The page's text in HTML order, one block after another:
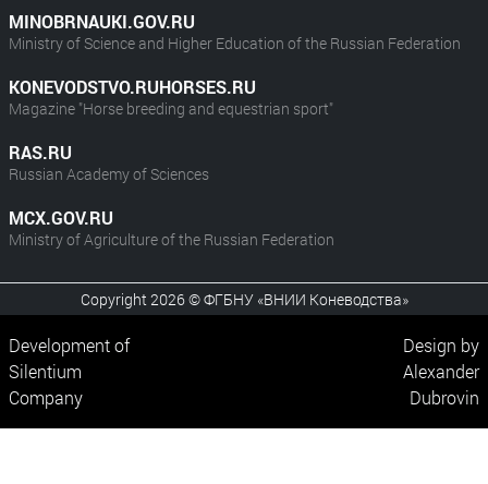
MINOBRNAUKI.GOV.RU
Ministry of Science and Higher Education of the Russian Federation
KONEVODSTVO.RUHORSES.RU
Magazine "Horse breeding and equestrian sport"
RAS.RU
Russian Academy of Sciences
MCX.GOV.RU
Ministry of Agriculture of the Russian Federation
Copyright 2026 © ФГБНУ «ВНИИ Коневодства»
Development of
Silentium
Company
Design by
Alexander
Dubrovin